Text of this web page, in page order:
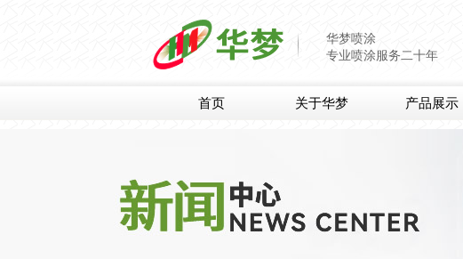
华梦喷涂
专业喷涂服务二十年
首页 关于华梦 产品展示